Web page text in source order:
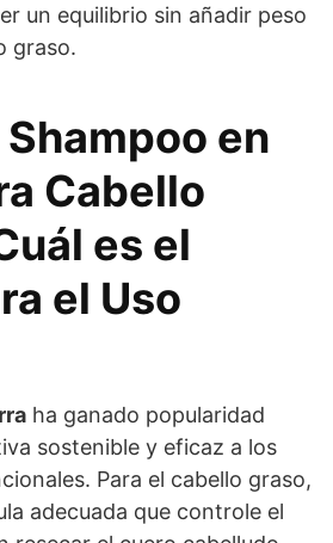
un equilibrio sin añadir peso
graso.
en
Cabello
es el
el Uso
ha ganado popularidad
sostenible y eficaz a los
Para el cabello graso,
adecuada que controle el